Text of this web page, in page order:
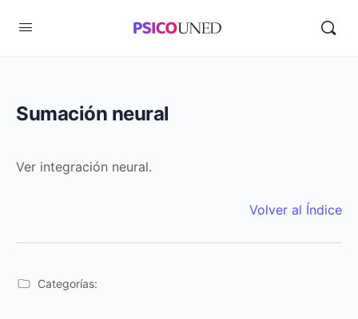
Sumación neural
Ver integración neural.
Volver al Índice
Categorías: